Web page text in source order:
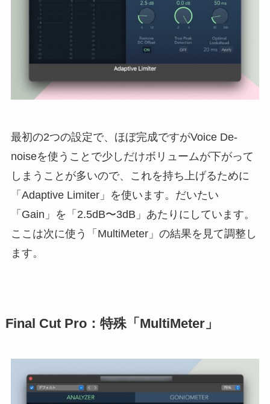
最初の2つの設定で、ほぼ完成ですがVoice De-
noiseを使うことで少しだけボリュームが下がって
しまうことが多いので、これを持ち上げるために
「Adaptive Limiter」を使います。だいたい
「Gain」を「2.5dB〜3dB」あたりにしています。
ここは次に使う「MultiMeter」の結果を見て調整し
ます。
Final Cut Pro：特殊「MultiMeter」